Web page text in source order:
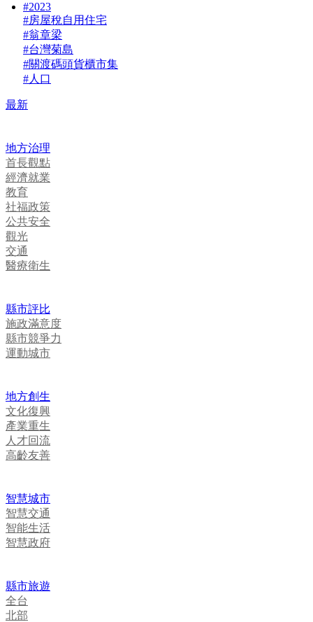
#2023
#房屋稅自用住宅
#翁章梁
#台灣菊島
#關渡碼頭貨櫃市集
#人口
最新
地方治理
首長觀點
經濟就業
教育
社福政策
公共安全
觀光
交通
醫療衛生
縣市評比
施政滿意度
縣市競爭力
運動城市
地方創生
文化復興
產業重生
人才回流
高齡友善
智慧城市
智慧交通
智能生活
智慧政府
縣市旅遊
全台
北部